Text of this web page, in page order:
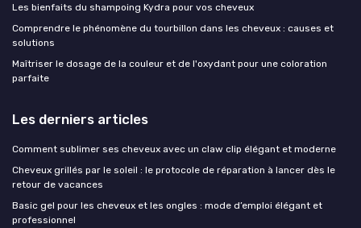
Les bienfaits du shampoing Kydra pour vos cheveux
Comprendre le phénomène du tourbillon dans les cheveux : causes et
solutions
Maîtriser le dosage de la couleur et de l'oxydant pour une coloration
parfaite
Les derniers articles
Comment sublimer ses cheveux avec un claw clip élégant et moderne
Cheveux grillés par le soleil : le protocole de réparation à lancer dès le
retour de vacances
Basic gel pour les cheveux et les ongles : mode d’emploi élégant et
professionnel